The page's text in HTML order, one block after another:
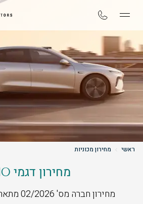
ראשי מחירון מכוניות
מחירון דגמי NIO
מחירון חברה מס' 02/2026 מתאריך 01.04.2026